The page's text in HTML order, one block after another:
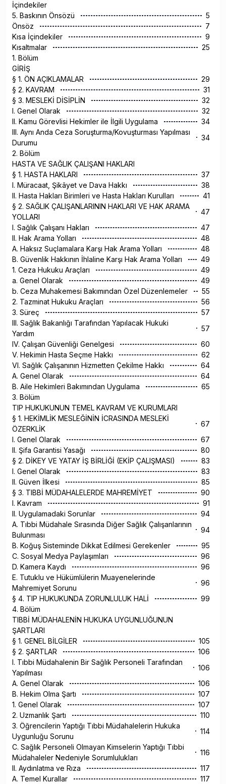
İçindekiler
5. Baskının Önsözü
5
Önsöz
7
Kısa İçindekiler
9
Kısaltmalar
25
1. Bölüm
GİRİŞ
§ 1. ÖN AÇIKLAMALAR
29
§ 2. KAVRAM
31
§ 3. MESLEKİ DİSİPLİN
32
I. Genel Olarak
32
II. Kamu Görevlisi Hekimler ile İlgili Uygulama
34
III. Aynı Anda Ceza Soruşturma/Kovuşturması Yapılması
Durumu
34
2. Bölüm
HASTA VE SAĞLIK ÇALIŞANI HAKLARI
§ 1. HASTA HAKLARI
37
I. Müracaat, Şikâyet ve Dava Hakkı
38
II. Hasta Hakları Birimleri ve Hasta Hakları Kurulları
41
§ 2. SAĞLIK ÇALIŞANLARININ HAKLARI VE HAK ARAMA
YOLLARI
47
I. Sağlık Çalışanı Hakları
47
II. Hak Arama Yolları
48
A. Haksız Suçlamalara Karşı Hak Arama Yolları
48
B. Güvenlik Hakkının İhlaline Karşı Hak Arama Yolları
49
1. Ceza Hukuku Araçları
49
a. Genel Olarak
49
b. Ceza Muhakemesi Bakımından Özel Düzenlemeler
55
2. Tazminat Hukuku Araçları
56
3. Süreç
57
III. Sağlık Bakanlığı Tarafından Yapılacak Hukuki
Yardım
57
IV. Çalışan Güvenliği Genelgesi
60
V. Hekimin Hasta Seçme Hakkı
62
VI. Sağlık Çalışanının Hizmetten Çekilme Hakkı
64
A. Genel Olarak
64
B. Aile Hekimleri Bakımından Uygulama
65
3. Bölüm
TIP HUKUKUNUN TEMEL KAVRAM VE KURUMLARI
§ 1. HEKİMLİK MESLEĞİNİN İCRASINDA MESLEKİ
ÖZERKLİK
67
I. Genel Olarak
67
II. Şifa Garantisi Yasağı
80
§ 2. DİKEY VE YATAY İŞ BİRLİĞİ (EKİP ÇALIŞMASI)
83
I. Genel Olarak
83
II. Güven İlkesi
85
§ 3. TIBBİ MÜDAHALELERDE MAHREMİYET
90
I. Kavram
91
II. Uygulamadaki Sorunlar
94
A. Tıbbi Müdahale Sırasında Diğer Sağlık Çalışanlarının
Bulunması
94
B. Koğuş Sisteminde Dikkat Edilmesi Gerekenler
95
C. Sosyal Medya Paylaşımları
96
D. Kamera Kaydı
96
E. Tutuklu ve Hükümlülerin Muayenelerinde
Mahremiyet Sorunu
96
§ 4. TIP HUKUKUNDA ZORUNLULUK HALİ
99
4. Bölüm
TIBBİ MÜDAHALENİN HUKUKA UYGUNLUĞUNUN
ŞARTLARI
§ 1. GENEL BİLGİLER
105
§ 2. ŞARTLAR
106
I. Tıbbi Müdahalenin Bir Sağlık Personeli Tarafından
Yapılması
106
A. Genel Olarak
106
B. Hekim Olma Şartı
107
1. Genel Olarak
107
2. Uzmanlık Şartı
110
3. Öğrencilerin Yaptığı Tıbbi Müdahalelerin Hukuka
Uygunluğu Sorunu
114
C. Sağlık Personeli Olmayan Kimselerin Yaptığı Tıbbi
Müdahaleler Nedeniyle Sorumlulukları
116
II. Aydınlatma ve Rıza
117
A. Temel Kurallar
117